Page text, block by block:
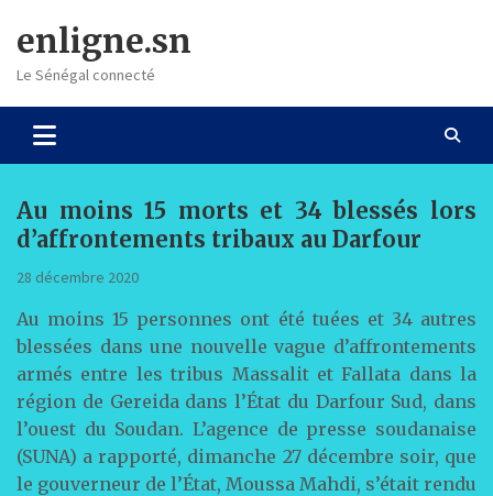
content
enligne.sn
Le Sénégal connecté
Au moins 15 morts et 34 blessés lors
d’affrontements tribaux au Darfour
28 décembre 2020
Au moins 15 personnes ont été tuées et 34 autres
blessées dans une nouvelle vague d’affrontements
armés entre les tribus Massalit et Fallata dans la
région de Gereida dans l’État du Darfour Sud, dans
l’ouest du Soudan. L’agence de presse soudanaise
(SUNA) a rapporté, dimanche 27 décembre soir, que
le gouverneur de l’État, Moussa Mahdi, s’était rendu